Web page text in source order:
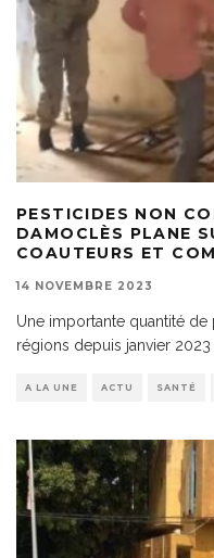
PESTICIDES NON
DAMOCLÈS PLANE
COAUTEURS ET
14 NOVEMBRE 2023
Une importante quantité
régions depuis janvier
A LA UNE ACTU SANTÉ